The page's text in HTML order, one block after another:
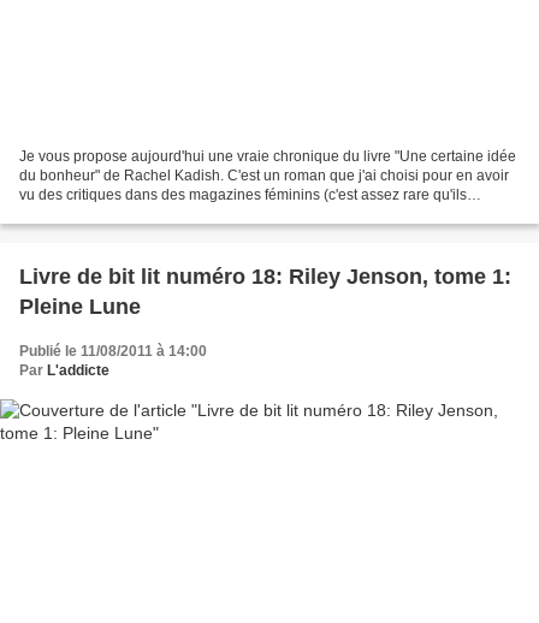
Je vous propose aujourd'hui une vraie chronique du livre "Une certaine idée
du bonheur" de Rachel Kadish. C'est un roman que j'ai choisi pour en avoir
vu des critiques dans des magazines féminins (c'est assez rare qu'ils
Livre de bit lit numéro 18: Riley Jenson, tome 1:
Pleine Lune
Publié le 11/08/2011 à 14:00
Par L'addicte